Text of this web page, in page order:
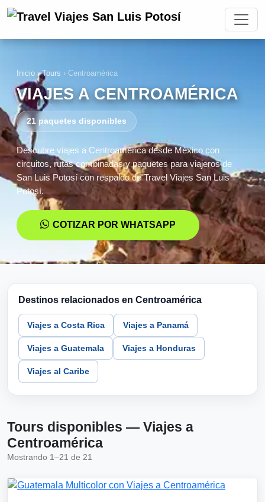
Inicio ›Tours › Centroamérica
VIAJES A CENTROAMÉRICA
21 paquetes disponibles
Descubre viajes a Centroamérica desde México con
circuitos, rutas combinadas y paquetes para viajeros de
San Luis Potosí con respaldo de Travel Viajes San Luis
Potosí.
COTIZAR POR WHATSAPP
Destinos relacionados en Centroamérica
Viajes a Costa Rica Viajes a Panamá
Viajes a Guatemala Viajes a Honduras
Viajes al Caribe
Tours disponibles — Viajes a
Centroamérica
Mostrando 1–21 de 21